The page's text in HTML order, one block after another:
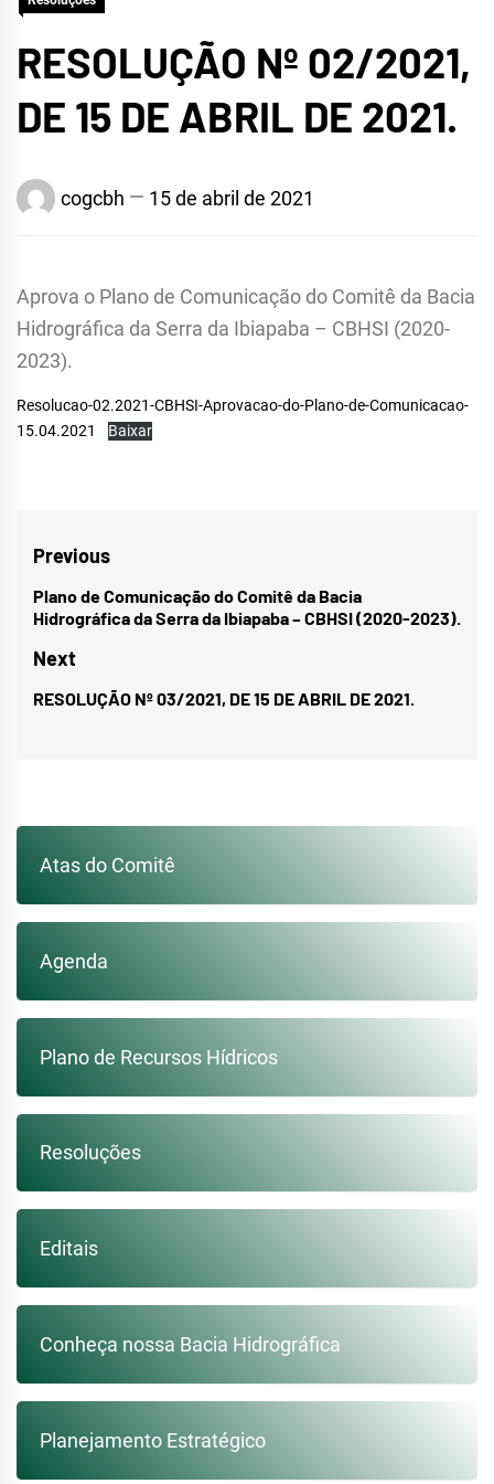
RESOLUÇÃO Nº 02/2021,
DE 15 DE ABRIL DE 2021.
cogcbh 15 de abril de 2021
Aprova o Plano de Comunicação do Comitê da Bacia
Hidrográfica da Serra da Ibiapaba – CBHSI (2020-
2023).
Resolucao-02.2021-CBHSI-Aprovacao-do-Plano-de-Comunicacao-
15.04.2021
Baixar
Navegação
de
Post
Previous
Previous
post:
Plano de Comunicação do Comitê da Bacia
Hidrográfica da Serra da Ibiapaba – CBHSI (2020-2023).
Next
Next
RESOLUÇÃO Nº 03/2021, DE 15 DE ABRIL DE 2021.
Atas do Comitê
Agenda
Plano de Recursos Hídricos
Resoluções
Editais
Conheça nossa Bacia Hidrográfica
Planejamento Estratégico